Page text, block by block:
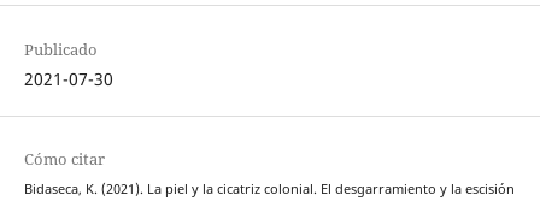
Publicado
2021-07-30
Cómo citar
Bidaseca, K. (2021). La piel y la cicatriz colonial. El desgarramiento y la escisión